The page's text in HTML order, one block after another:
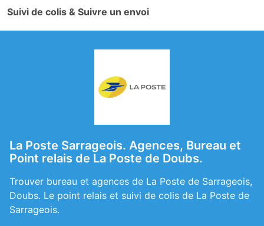
Suivi de colis & Suivre un envoi
La Poste Sarrageois. Agences, Bureau et
Point relais de La Poste de Doubs.
Trouver bureau et agences de La Poste de Sarrageois,
Doubs. Le point relais et suivi de colis de La Poste de
Sarrageois.